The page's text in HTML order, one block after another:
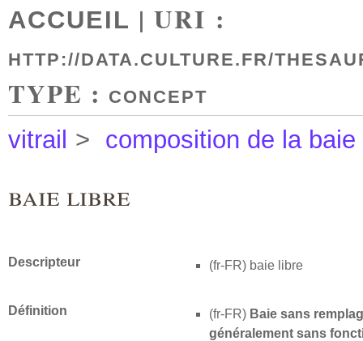
ACCUEIL | URI :
HTTP://DATA.CULTURE.FR/
TYPE : CONCEPT
vitrail > composition de la baie
baie libre
Descripteur (fr-FR) baie libre
Définition (fr-FR) Baie sans
généralement sans